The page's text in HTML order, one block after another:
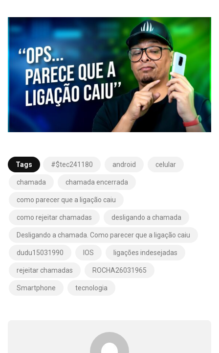
Tags #$tec241180 android celular
chamada chamada encerrada
como parecer que a ligação caiu
como rejeitar chamadas desligando a chamada
Desligando a chamada. Como parecer que a ligação caiu
dudu15031990 IOS ligações indesejadas
rejeitar chamadas ROCHA26031965
Smartphone tecnologia